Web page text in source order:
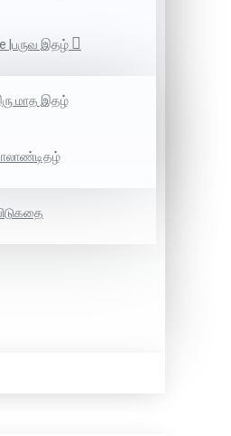
|பருவ இதழ்
மாத இதழ்